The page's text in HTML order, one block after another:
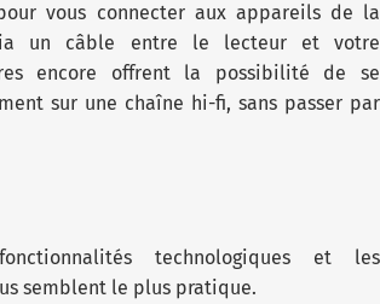
vous connecter aux appareils de la
un câble entre le lecteur et votre
encore offrent la possibilité de se
sur une chaîne hi-fi, sans passer par
technologiques et les
semblent le plus pratique.